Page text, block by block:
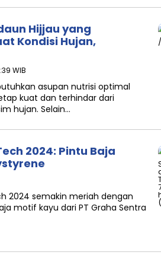
Hijjau yang
Kondisi Hujan,
WIB
asupan nutrisi optimal
kuat dan terhindar dari
hujan. Selain…
2024: Pintu Baja
2024 semakin meriah dengan
motif kayu dari PT Graha Sentra